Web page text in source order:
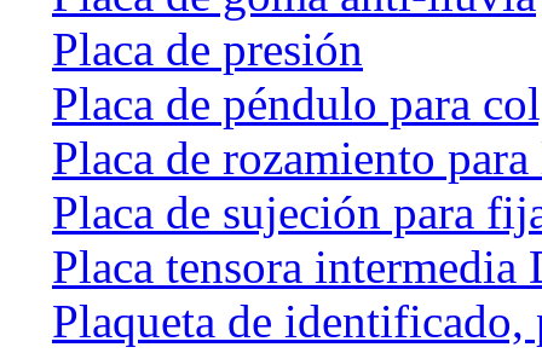
Placa de presión
Placa de péndulo para
Placa de rozamiento
Placa de sujeción para
Placa tensora intermedia
Plaqueta de identificado,